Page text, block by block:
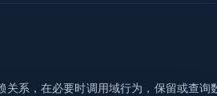
系，在必要时调用域行为，保留或查询